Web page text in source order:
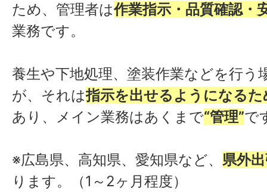
ため、管理者は作業指示・品質確認・
業務です。
養生や下地処理、塗装作業などを行う
が、それは指示を出せるようになるた
あり、メイン業務はあくまで“管理”で
※広島県、高知県、愛知県など、 県外
ります。（1～2ヶ月程度）